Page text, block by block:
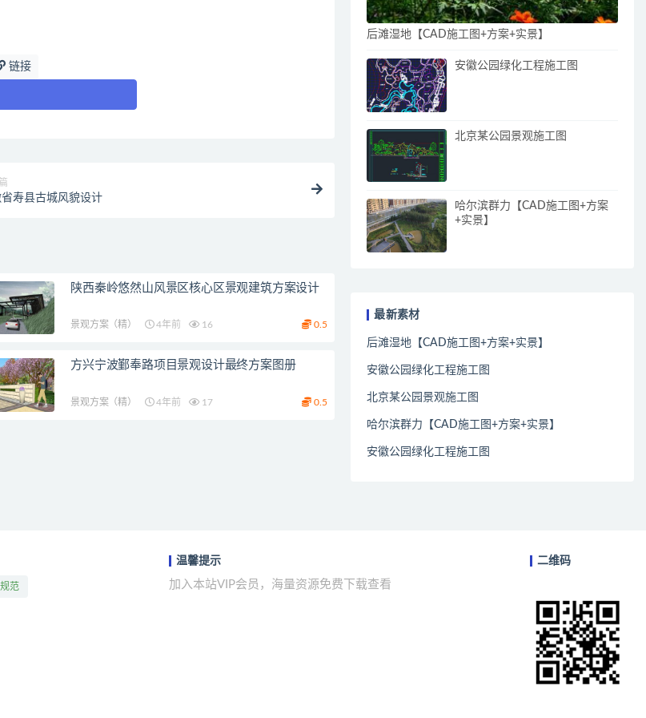
链接
省寿县古城风貌设计
陕西秦岭悠然山风景区核心区景观建筑方案设计
景观方案（精） 4年前 16 0.5
方兴宁波鄞奉路项目景观设计最终方案图册
景观方案（精） 4年前 17 0.5
后滩湿地【CAD施工图+方案+实景】
安徽公园绿化工程施工图
北京某公园景观施工图
哈尔滨群力【CAD施工图+方案
+实景】
最新素材
后滩湿地【CAD施工图+方案+实景】
安徽公园绿化工程施工图
北京某公园景观施工图
哈尔滨群力【CAD施工图+方案+实景】
安徽公园绿化工程施工图
范
温馨提示
加入本站VIP会员，海量资源免费下载查看
二维码